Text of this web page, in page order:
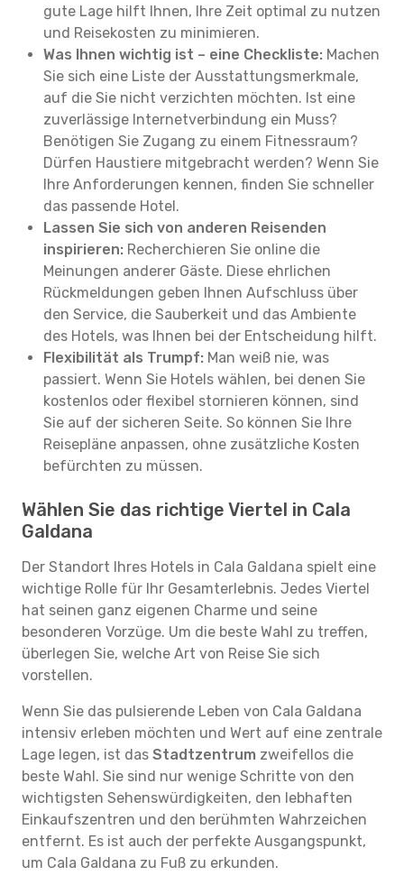
gute Lage hilft Ihnen, Ihre Zeit optimal zu nutzen
und Reisekosten zu minimieren.
Was Ihnen wichtig ist – eine Checkliste: Machen
Sie sich eine Liste der Ausstattungsmerkmale,
auf die Sie nicht verzichten möchten. Ist eine
zuverlässige Internetverbindung ein Muss?
Benötigen Sie Zugang zu einem Fitnessraum?
Dürfen Haustiere mitgebracht werden? Wenn Sie
Ihre Anforderungen kennen, finden Sie schneller
das passende Hotel.
Lassen Sie sich von anderen Reisenden
inspirieren: Recherchieren Sie online die
Meinungen anderer Gäste. Diese ehrlichen
Rückmeldungen geben Ihnen Aufschluss über
den Service, die Sauberkeit und das Ambiente
des Hotels, was Ihnen bei der Entscheidung hilft.
Flexibilität als Trumpf: Man weiß nie, was
passiert. Wenn Sie Hotels wählen, bei denen Sie
kostenlos oder flexibel stornieren können, sind
Sie auf der sicheren Seite. So können Sie Ihre
Reisepläne anpassen, ohne zusätzliche Kosten
befürchten zu müssen.
Wählen Sie das richtige Viertel in Cala
Galdana
Der Standort Ihres Hotels in Cala Galdana spielt eine
wichtige Rolle für Ihr Gesamterlebnis. Jedes Viertel
hat seinen ganz eigenen Charme und seine
besonderen Vorzüge. Um die beste Wahl zu treffen,
überlegen Sie, welche Art von Reise Sie sich
vorstellen.
Wenn Sie das pulsierende Leben von Cala Galdana
intensiv erleben möchten und Wert auf eine zentrale
Lage legen, ist das Stadtzentrum zweifellos die
beste Wahl. Sie sind nur wenige Schritte von den
wichtigsten Sehenswürdigkeiten, den lebhaften
Einkaufszentren und den berühmten Wahrzeichen
entfernt. Es ist auch der perfekte Ausgangspunkt,
um Cala Galdana zu Fuß zu erkunden.